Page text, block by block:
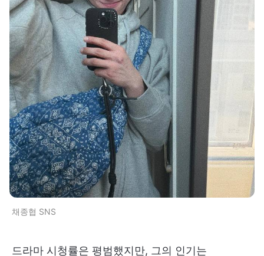
채종협 SNS
드라마 시청률은 평범했지만, 그의 인기는